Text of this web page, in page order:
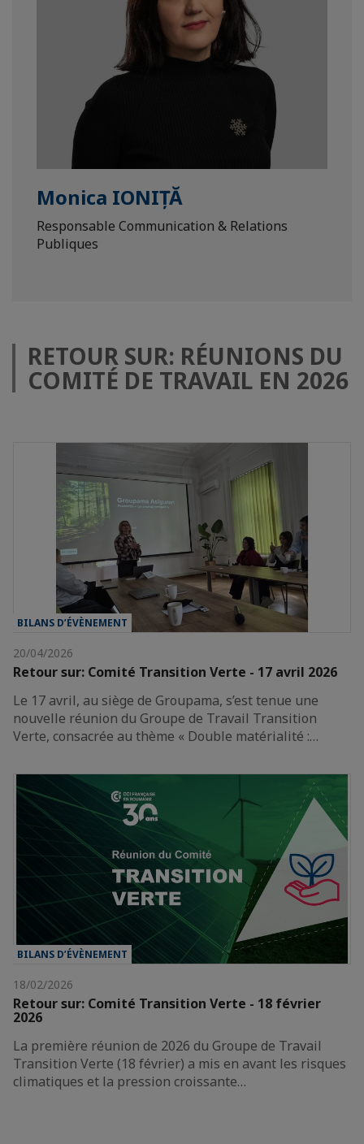
Monica IONIȚĂ
Responsable Communication & Relations
Publiques
RETOUR SUR: RÉUNIONS DU
COMITÉ DE TRAVAIL EN 2026
BILANS D’ÉVÈNEMENT
20/04/2026
Retour sur: Comité Transition Verte - 17 avril 2026
Le 17 avril, au siège de Groupama, s’est tenue une
nouvelle réunion du Groupe de Travail Transition
Verte, consacrée au thème « Double matérialité :…
BILANS D’ÉVÈNEMENT
18/02/2026
Retour sur: Comité Transition Verte - 18 février
2026
La première réunion de 2026 du Groupe de Travail
Transition Verte (18 février) a mis en avant les risques
climatiques et la pression croissante…